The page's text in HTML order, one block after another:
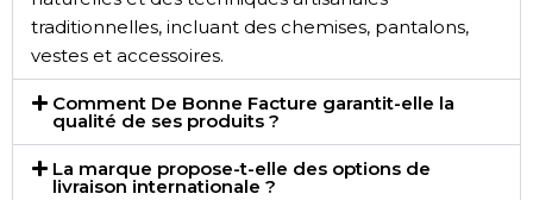
traditionnelles, incluant des chemises, pantalons,
vestes et accessoires.
Comment De Bonne Facture garantit-elle la
qualité de ses produits ?
La marque propose-t-elle des options de
livraison internationale ?